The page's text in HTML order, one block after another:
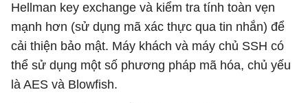
Hellman key exchange và kiểm tra tính toàn vẹn
mạnh hơn (sử dụng mã xác thực qua tin nhắn) để
cải thiện bảo mật. Máy khách và máy chủ SSH có
thể sử dụng một số phương pháp mã hóa, chủ yếu
là AES và Blowfish.